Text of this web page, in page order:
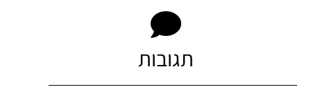
תגובות